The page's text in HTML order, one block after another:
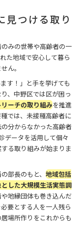
見つける取り
みの世帯や高齢者の一
た地域で安心して暮ら
ん。
す！」と手を挙げても
、中野区では区が困っ
ーチの取り組みを推進
では、未接種高齢者に
分からなかった高齢者
データを活用して個々
る取り組みが始まりま
部長のもと、 地域包括
した大規模生活実態調
地縁団体も巻き込んだ
要とする人を一人残ら
場所作りをこれからも